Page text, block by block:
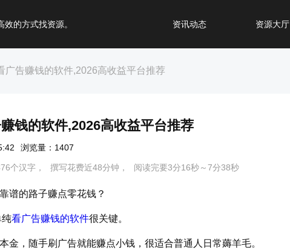
的方式找资源。 资讯动态 资源大厅
广告赚钱的软件,2026高收益平台推荐
钱的软件,2026高收益平台推荐
浏览量：1407
个汉字， 撰写花费近48分钟， 阅读完要3分16秒～7分38秒
谱的路子赚点零花钱？
纯看广告赚钱的软件很关键。
金，随手刷广告就能赚点小钱，很适合普通人日常薅羊毛。